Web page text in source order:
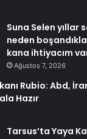
Suna Selen yıllar
neden
kana ihtiyacım
Ağustos 7, 2026
Rubio: Abd,
Hazır
Tarsus’ta Yaya